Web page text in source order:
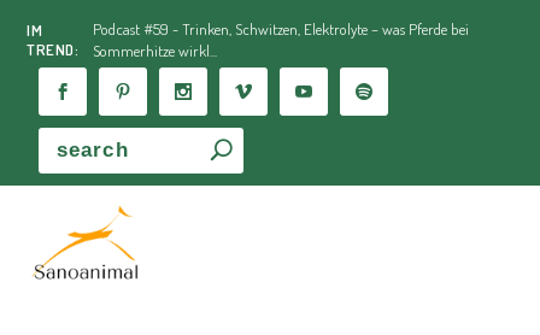
IM
TREND:
Podcast #59 - Trinken, Schwitzen, Elektrolyte – was Pferde bei
Sommerhitze wirkl...